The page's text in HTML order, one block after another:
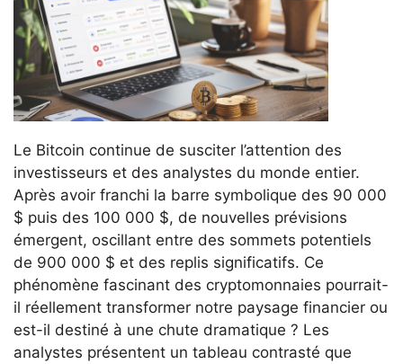
Le Bitcoin continue de susciter l’attention des
investisseurs et des analystes du monde entier.
Après avoir franchi la barre symbolique des 90 000
$ puis des 100 000 $, de nouvelles prévisions
émergent, oscillant entre des sommets potentiels
de 900 000 $ et des replis significatifs. Ce
phénomène fascinant des cryptomonnaies pourrait-
il réellement transformer notre paysage financier ou
est-il destiné à une chute dramatique ? Les
analystes présentent un tableau contrasté que